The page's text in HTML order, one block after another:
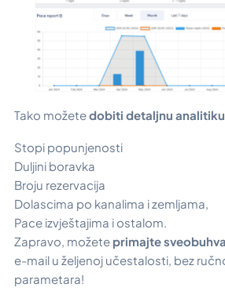
Tako možetedobiti detaljnu analitiku
Stopi popunjenosti
Duljini boravka
Broju rezervacija
Dolascima po kanalima i zemljama,
Pace izvještajima i ostalom.
Zapravo, možete primajte
e-mail u željenoj učestalosti, bez
parametara!